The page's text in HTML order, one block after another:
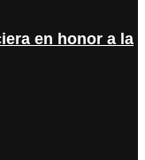
en honor a la